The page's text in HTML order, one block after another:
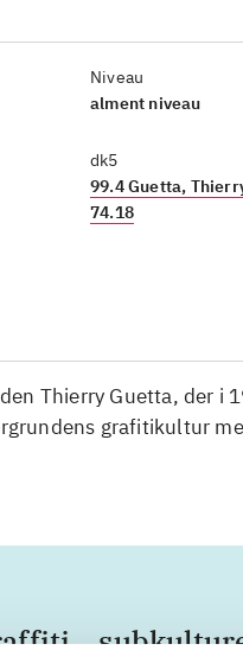
Niveau
alment niveau
dk5
99.4 Guetta,
74.18
Thierry Guetta, der i
grafitikultur